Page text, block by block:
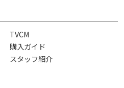
TVCM
購入ガイド
スタッフ紹介